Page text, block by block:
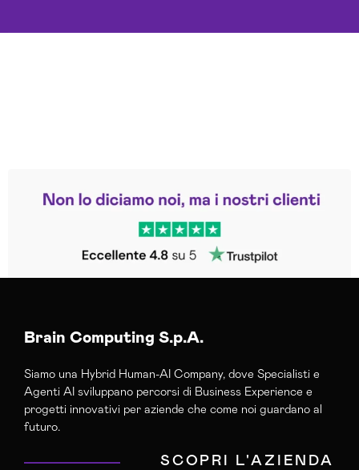
Trustpilot
Brain Computing S.p.A.
Siamo una Hybrid Human-AI Company, dove Specialisti e
Agenti AI sviluppano percorsi di Business Experience e
progetti innovativi per aziende che come noi guardano al
futuro.
SCOPRI L'AZIENDA